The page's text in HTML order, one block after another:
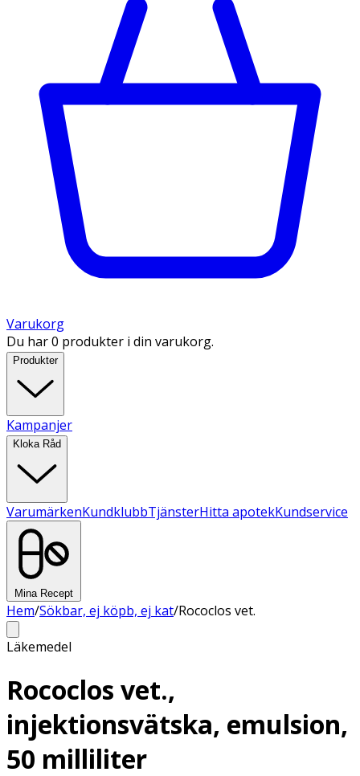
Varukorg
Du har 0 produkter i din varukorg.
Produkter
Kampanjer
Kloka Råd
VarumärkenKundklubbTjänsterHitta apotekKundservice
Mina Recept
Hem/Sökbar, ej köpb, ej kat/Rococlos vet.
Läkemedel
Rococlos vet.,
injektionsvätska, emulsion,
50 milliliter